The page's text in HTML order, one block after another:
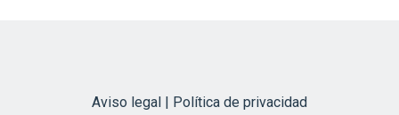
Aviso legal | Política de privacidad